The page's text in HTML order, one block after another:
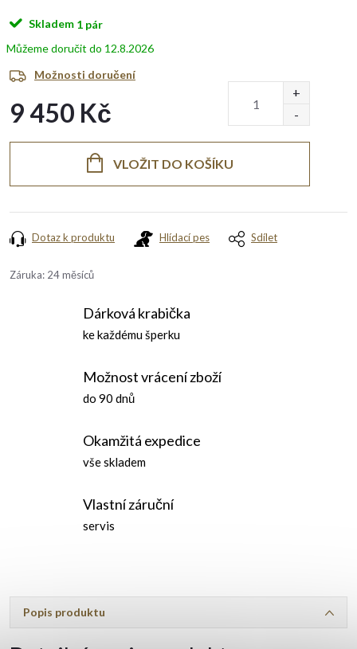
Skladem 1 pár
12.8.2026
Možnosti doručení
9 450 Kč
VLOŽIT DO KOŠÍKU
Dotaz k produktu Hlídací pes Sdílet
Záruka: 24 měsíců
Dárková krabička
ke každému šperku
Možnost vrácení zboží
do 90 dnů
Okamžitá expedice
vše skladem
Vlastní záruční
servis
Popis produktu